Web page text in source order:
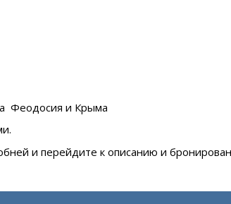
Феодосия и Крыма
и перейдите к описанию и